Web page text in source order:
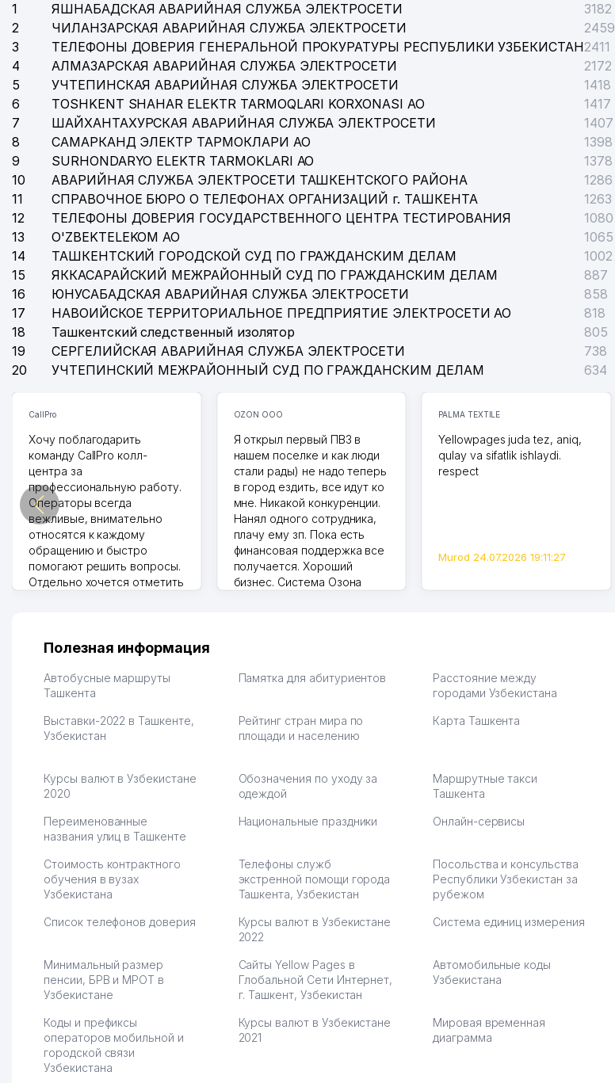
1 ЯШНАБАДСКАЯ АВАРИЙНАЯ СЛУЖБА ЭЛЕКТРОСЕТИ
3182
2
ЧИЛАНЗАРСКАЯ АВАРИЙНАЯ СЛУЖБА ЭЛЕКТРОСЕТИ
2459
3
ТЕЛЕФОНЫ ДОВЕРИЯ ГЕНЕРАЛЬНОЙ ПРОКУРАТУРЫ РЕСПУБЛИКИ УЗБЕКИСТАН2411
4
АЛМАЗАРСКАЯ АВАРИЙНАЯ СЛУЖБА ЭЛЕКТРОСЕТИ
2172
5
УЧТЕПИНСКАЯ АВАРИЙНАЯ СЛУЖБА ЭЛЕКТРОСЕТИ
1418
6
TOSHKENT SHAHAR ELEKTR TARMOQLARI KORXONASI АО
1417
7
ШАЙХАНТАХУРСКАЯ АВАРИЙНАЯ СЛУЖБА ЭЛЕКТРОСЕТИ
1407
8
САМАРКАНД ЭЛЕКТР ТАРМОКЛАРИ АО
1398
9
SURHONDARYO ELEKTR TARMOKLARI АО
1378
10
АВАРИЙНАЯ СЛУЖБА ЭЛЕКТРОСЕТИ ТАШКЕНТСКОГО РАЙОНА
1286
11
СПРАВОЧНОЕ БЮРО О ТЕЛЕФОНАХ ОРГАНИЗАЦИЙ г. ТАШКЕНТА
1263
12
ТЕЛЕФОНЫ ДОВЕРИЯ ГОСУДАРСТВЕННОГО ЦЕНТРА ТЕСТИРОВАНИЯ
1080
13
O'ZBEKTELEKOM АО
1065
14
ТАШКЕНТСКИЙ ГОРОДСКОЙ СУД ПО ГРАЖДАНСКИМ ДЕЛАМ
1002
15
ЯККАСАРАЙСКИЙ МЕЖРАЙОННЫЙ СУД ПО ГРАЖДАНСКИМ ДЕЛАМ
887
16
ЮНУСАБАДСКАЯ АВАРИЙНАЯ СЛУЖБА ЭЛЕКТРОСЕТИ
858
17
НАВОИЙСКОЕ ТЕРРИТОРИАЛЬНОЕ ПРЕДПРИЯТИЕ ЭЛЕКТРОСЕТИ АО
818
18
Ташкентский следственный изолятор
805
19
СЕРГЕЛИЙСКАЯ АВАРИЙНАЯ СЛУЖБА ЭЛЕКТРОСЕТИ
738
20
УЧТЕПИНСКИЙ МЕЖРАЙОННЫЙ СУД ПО ГРАЖДАНСКИМ ДЕЛАМ 634
CallPro
Хочу поблагодарить
команду CallPro колл-
центра за
профессиональную работу.
Операторы всегда
вежливые, внимательно
относятся к каждому
обращению и быстро
помогают решить вопросы.
Отдельно хочется отметить
их работе значительно
обслуживания клиентов.
Рекомендую этот колл-
партнера для бизнеса.
Vip Brand 31.07.2026 11:43:39
OZON ООО
Я открыл первый ПВЗ в
нашем поселке и как люди
стали рады) не надо теперь
в город ездить, все идут ко
мне. Никакой конкуренции.
Нанял одного сотрудника,
плачу ему зп. Пока есть
финансовая поддержка все
получается. Хороший
бизнес. Система Озона
тут у нас уже есть ПВЗ.
Марат 27.07.2026 08:00:37
PALMA TEXTILE
Yellowpages juda tez, aniq,
qulay va sifatlik ishlaydi.
respect
Murod 24.07.2026 19:11:27
Полезная информация
Автобусные маршруты
Ташкента
Памятка для абитуриентов
Расстояние между
городами Узбекистана
Выставки-2022 в Ташкенте,
Узбекистан
Рейтинг стран мира по
площади и населению
Карта Ташкента
Курсы валют в Узбекистане
2020
Обозначения по уходу за
одеждой
Маршрутные такси
Ташкента
Переименованные
названия улиц в Ташкенте
Национальные праздники Онлайн-сервисы
Стоимость контрактного
обучения в вузах
Узбекистана
Телефоны служб
экстренной помощи города
Ташкента, Узбекистан
Посольства и консульства
Республики Узбекистан за
рубежом
Список телефонов доверия
Курсы валют в Узбекистане
2022
Система единиц измерения
Минимальный размер
пенсии, БРВ и МРОТ в
Узбекистане
Сайты Yellow Pages в
Глобальной Сети Интернет,
г. Ташкент, Узбекистан
Автомобильные коды
Узбекистана
Коды и префиксы
операторов мобильной и
городской связи
Узбекистана
Курсы валют в Узбекистане
2021
Мировая временная
диаграмма